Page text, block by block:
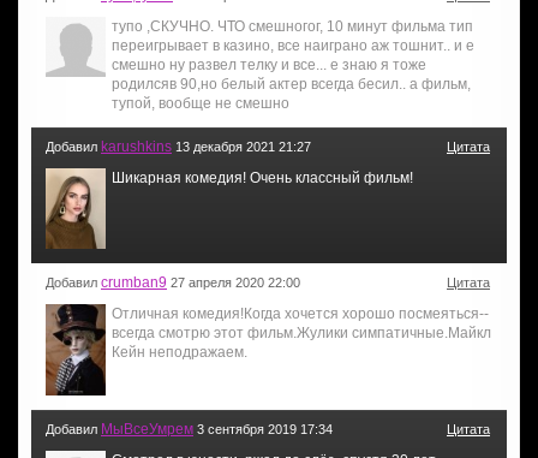
тупо ,СКУЧНО. ЧТО смешногог, 10 минут фильма тип
переигрывает в казино, все наиграно аж тошнит.. и е
смешно ну развел телку и все... е знаю я тоже
родилсяв 90,но белый актер всегда бесил.. а фильм,
тупой, вообще не смешно
Добавил karushkins 13 декабря 2021 21:27 Цитата
Шикарная комедия! Очень классный фильм!
Добавил crumban9 27 апреля 2020 22:00 Цитата
Отличная комедия!Когда хочется хорошо посмеяться--
всегда смотрю этот фильм.Жулики симпатичные.Майкл
Кейн неподражаем.
Добавил МыВсеУмрем 3 сентября 2019 17:34 Цитата